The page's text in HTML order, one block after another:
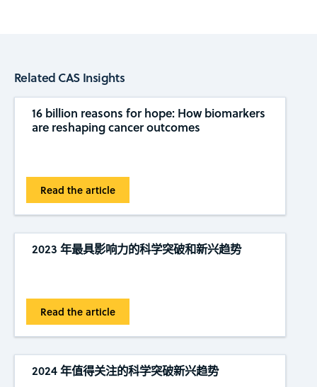
Related CAS Insights
16 billion reasons for hope: How biomarkers
are reshaping cancer outcomes
Read the article
2023 年最具影响力的科学突破和新兴趋势
Read the article
2024 年值得关注的科学突破新兴趋势